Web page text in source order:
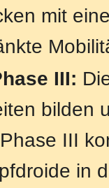
mit
III:
bilden
III
in